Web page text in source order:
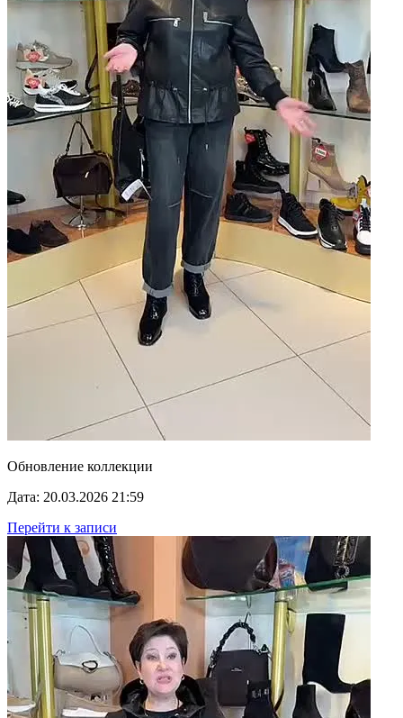
Обновление коллекции
Дата: 20.03.2026 21:59
Перейти к записи